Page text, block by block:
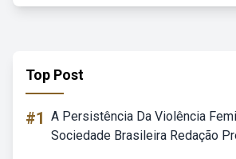
Top Post
#1 A Persistência Da Violência
Sociedade Brasileira Redação